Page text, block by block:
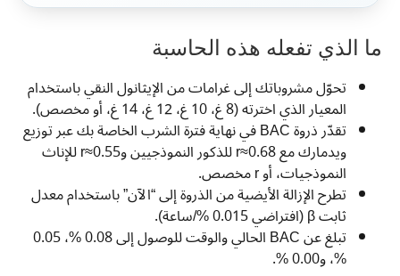
ما الذي تفعله هذه الحاسبة
تحوّل مشروباتك إلى غرامات من الإيثانول النقي باستخدام
المعيار الذي اخترته (8 غ، 10 غ، 12 غ، 14 غ، أو مخصص).
تقدّر ذروة BAC في نهاية فترة الشرب الخاصة بك عبر توزيع
ويدمارك مع r≈0.68 للذكور النموذجيين وr≈0.55 للإناث
النموذجيات، أو r مخصص.
تطرح الإزالة الأيضية من الذروة إلى “الآن” باستخدام معدل
ثابت β (افتراضي 0.015 %/ساعة).
تبلغ عن BAC الحالي والوقت للوصول إلى 0.08 %، 0.05
%، و0.00 %.